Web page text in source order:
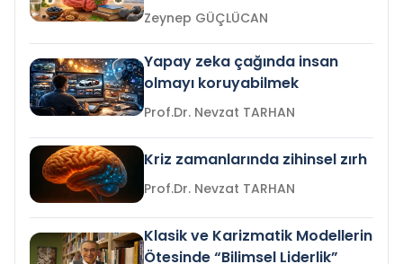
Zeynep GÜÇLÜCAN
Yapay zeka çağında insan
olmayı koruyabilmek
Prof.Dr. Nevzat TARHAN
Kriz zamanlarında zihinsel zırh
Prof.Dr. Nevzat TARHAN
Klasik ve Karizmatik Modellerin
Ötesinde “Bilimsel Liderlik”